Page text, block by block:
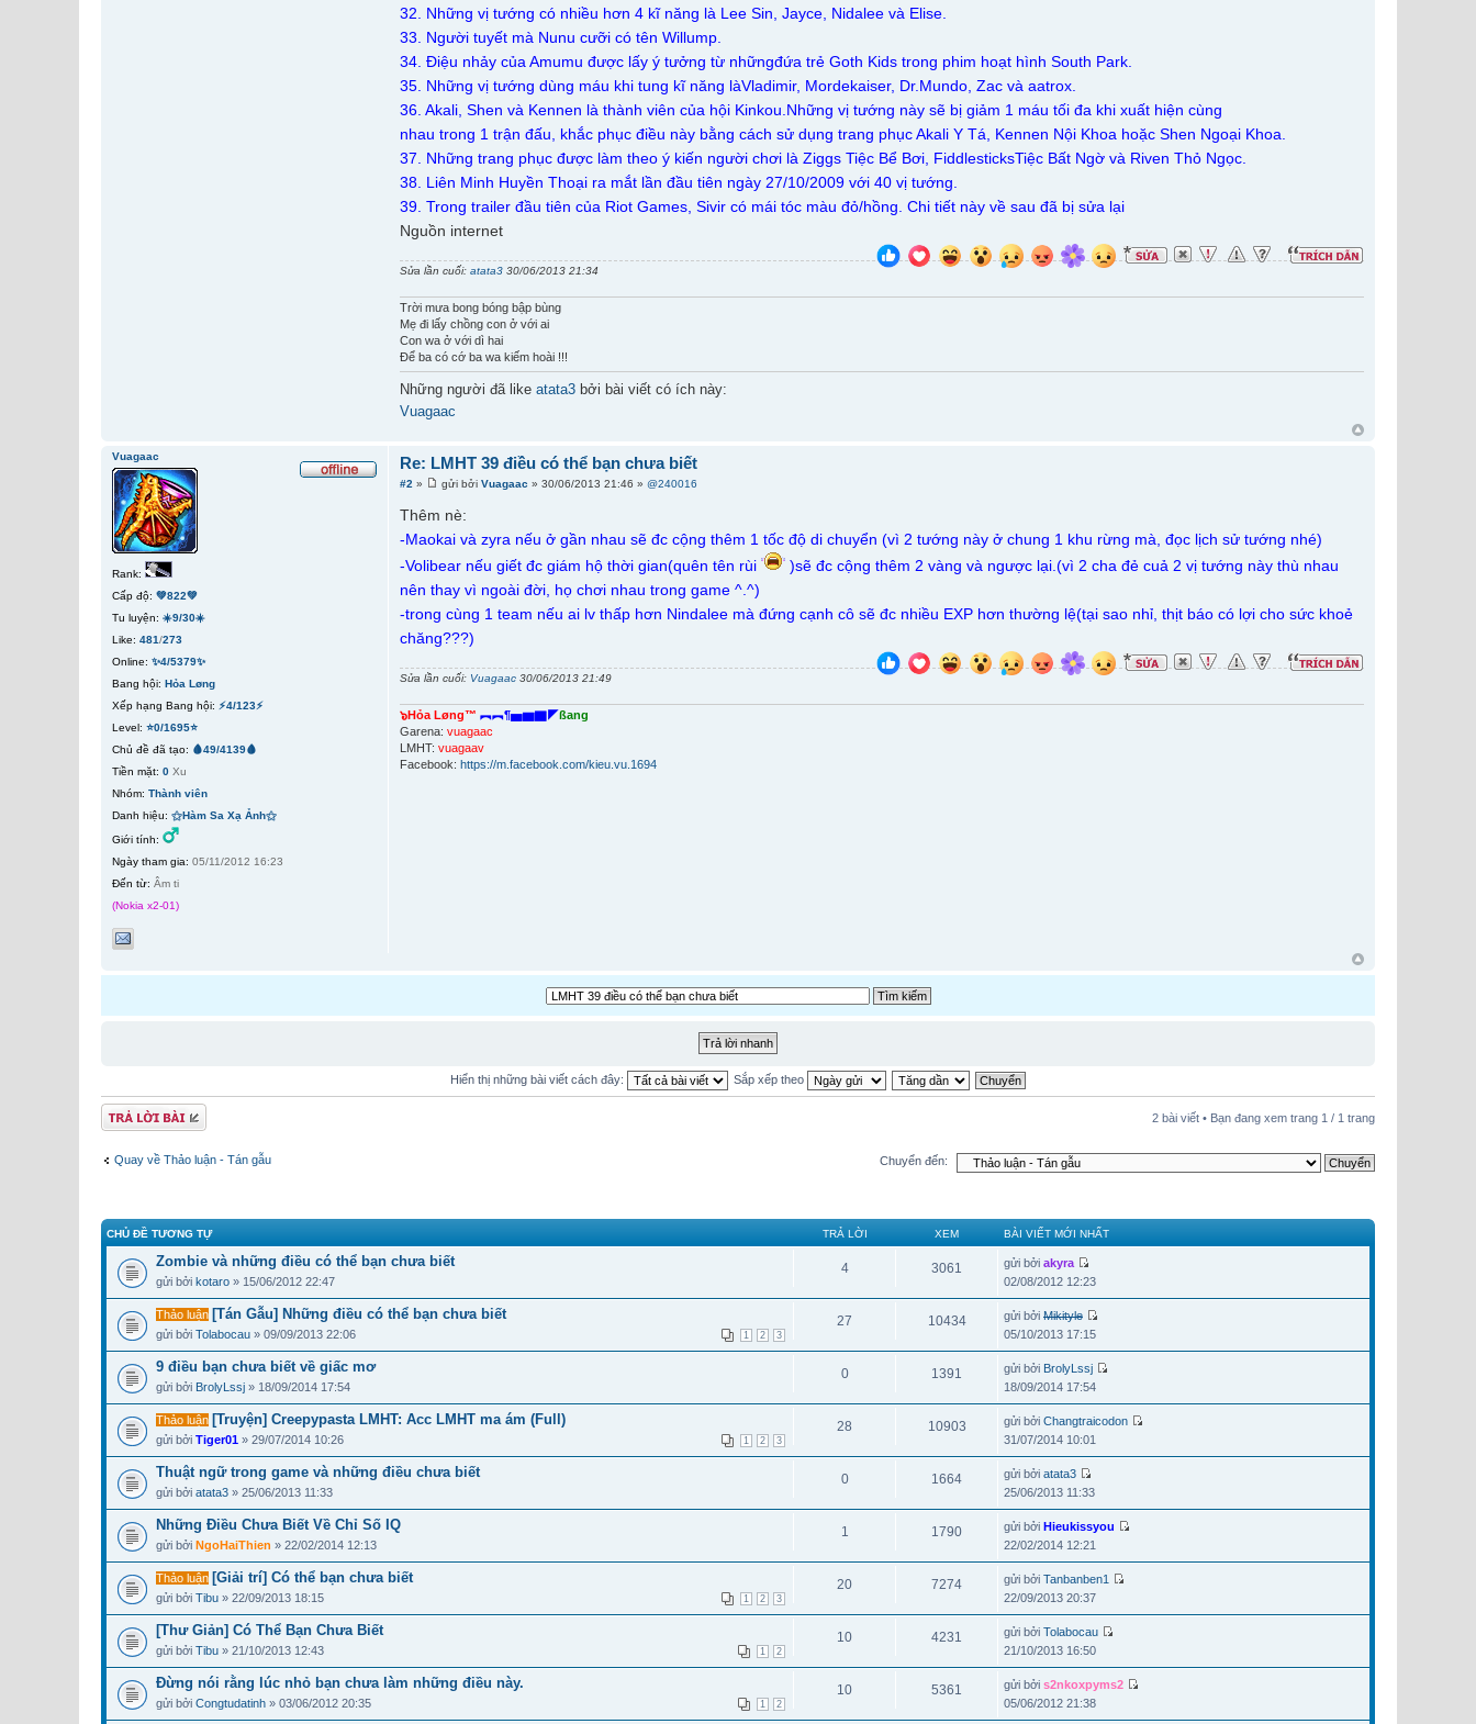
32. Những vị tướng có nhiều hơn 4 kĩ năng là Lee Sin, Jayce, Nidalee và Elise.
33. Người tuyết mà Nunu cưỡi có tên Willump.
34. Điệu nhảy của Amumu được lấy ý tưởng từ nhữngđứa trẻ Goth Kids trong phim hoạt hình South Park.
35. Những vị tướng dùng máu khi tung kĩ năng làVladimir, Mordekaiser, Dr.Mundo, Zac và aatrox.
36. Akali, Shen và Kennen là thành viên của hội Kinkou.Những vị tướng này sẽ bị giảm 1 máu tối đa khi xuất hiện cùng
nhau trong 1 trận đấu, khắc phục điều này bằng cách sử dụng trang phục Akali Y Tá, Kennen Nội Khoa hoặc Shen Ngoại Khoa.
37. Những trang phục được làm theo ý kiến người chơi là Ziggs Tiệc Bể Bơi, FiddlesticksTiệc Bất Ngờ và Riven Thỏ Ngọc.
38. Liên Minh Huyền Thoại ra mắt lần đầu tiên ngày 27/10/2009 với 40 vị tướng.
39. Trong trailer đầu tiên của Riot Games, Sivir có mái tóc màu đỏ/hồng. Chi tiết này về sau đã bị sửa lại
Nguồn internet
Sửa lần cuối:atata3 30/06/2013 21:34
Trời mưa bong bóng bập bùng
Mẹ đi lấy chồng con ở với ai
Con wa ở với dì hai
Để ba có cớ ba wa kiếm hoài !!!
Những người đã likeatata3 bởi bài viết có ích này:
Vuagaac
Re: LMHT 39 điều có thể bạn chưa biết
#2 » gửi bởiVuagaac » 30/06/2013 21:46 »@240016
Thêm nè:
-Maokai và zyra nếu ở gần nhau sẽ đc cộng thêm 1 tốc độ di chuyển (vì 2 tướng này ở chung 1 khu rừng mà, đọc lịch sử tướng nhé)
-Volibear nếu giết đc giám hộ thời gian(quên tên rùi
)sẽ đc cộng thêm 2 vàng và ngược lại.(vì 2 cha đẻ cuả 2 vị tướng này thù nhau
nên thay vì ngoài đời, họ chơi nhau trong game ^.^)
-trong cùng 1 team nếu ai lv thấp hơn Nindalee mà đứng cạnh cô sẽ đc nhiều EXP hơn thường lệ(tại sao nhỉ, thịt báo có lợi cho sức khoẻ
chăng???)
Sửa lần cuối: Vuagaac 30/06/2013 21:49
๖Hỏa Løng™︻︻¶▅▆▇◤ßang
Garena:vuagaac
LMHT:vuagaav
Facebook:https://m.facebook.com/kieu.vu.1694
Vuagaac
Rank:
Cấp độ: 💚822💚
Tu luyện: ☀️9/30☀️
Like: 481/273
Online: ✨4/5379✨
Bang hội: Hỏa Løng
Xếp hạng Bang hội: ⚡4/123⚡
Level: ⭐0/1695⭐
Chủ đề đã tạo: 🩸49/4139🩸
Tiền mặt: 0 Xu
Nhóm: Thành viên
Danh hiệu: ⚝Hàm Sa Xạ Ảnh⚝
Giới tính:
Ngày tham gia: 05/11/2012 16:23
Đến từ: Âm ti
(Nokia x2-01)
Hiển thị những bài viết cách đây: Sắp xếp theo
Gửi bài trả lời 2 bài viết • Bạn đang xem trang 1 / 1 trang
Quay về Thảo luận - Tán gẫu Chuyển đến:
CHỦ ĐỀ TƯƠNG TỰ TRẢ LỜI XEM BÀI VIẾT MỚI NHẤT
Zombie và những điều có thể bạn chưa biết
gửi bởi kotaro » 15/06/2012 22:47
4 3061 gửi bởi akyra
02/08/2012 12:23
Thảo luận [Tán Gẫu] Những điều có thể bạn chưa biết
1 2 3
gửi bởi Tolabocau » 09/09/2013 22:06
27 10434 gửi bởi Mikityle
05/10/2013 17:15
9 điều bạn chưa biết về giấc mơ
gửi bởi BrolyLssj » 18/09/2014 17:54
0 1391 gửi bởi BrolyLssj
18/09/2014 17:54
Thảo luận [Truyện] Creepypasta LMHT: Acc LMHT ma ám (Full)
1 2 3
gửi bởi Tiger01 » 29/07/2014 10:26
28 10903 gửi bởi Changtraicodon
31/07/2014 10:01
Thuật ngữ trong game và những điều chưa biết
gửi bởi atata3 » 25/06/2013 11:33
0 1664 gửi bởi atata3
25/06/2013 11:33
Những Điều Chưa Biết Về Chỉ Số IQ
gửi bởi NgoHaiThien » 22/02/2014 12:13
1 1790 gửi bởi Hieukissyou
22/02/2014 12:21
Thảo luận [Giải trí] Có thể bạn chưa biết
1 2 3
gửi bởi Tibu » 22/09/2013 18:15
20 7274 gửi bởi Tanbanben1
22/09/2013 20:37
[Thư Giản] Có Thể Bạn Chưa Biết
1 2
gửi bởi Tibu » 21/10/2013 12:43
10 4231 gửi bởi Tolabocau
21/10/2013 16:50
Đừng nói rằng lúc nhỏ bạn chưa làm những điều này.
1 2
gửi bởi Congtudatinh » 03/06/2012 20:35
10 5361 gửi bởi s2nkoxpyms2
05/06/2012 21:38